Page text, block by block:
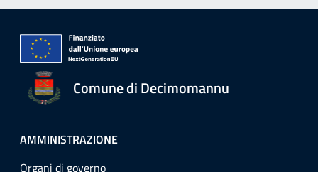
Comune di Decimomannu
AMMINISTRAZIONE
Organi di governo